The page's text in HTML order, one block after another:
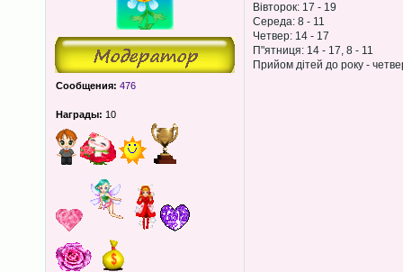
Сообщения: 476
Награды: 10
Вівторок: 17 - 19
Середа: 8 - 11
Четвер: 14 - 17
П"ятниця: 14 - 17, 8 - 11
Прийом дітей до року -